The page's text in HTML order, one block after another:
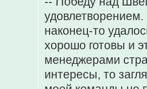
наконец-то
хорошо готовы и
менеджерами
интересы, то